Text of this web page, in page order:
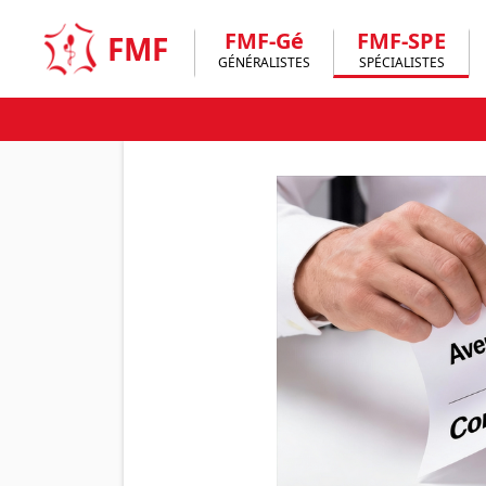
content
FMF FMF-Gé
GÉNÉRALISTES
FMF-SPE
SPÉCIALISTES